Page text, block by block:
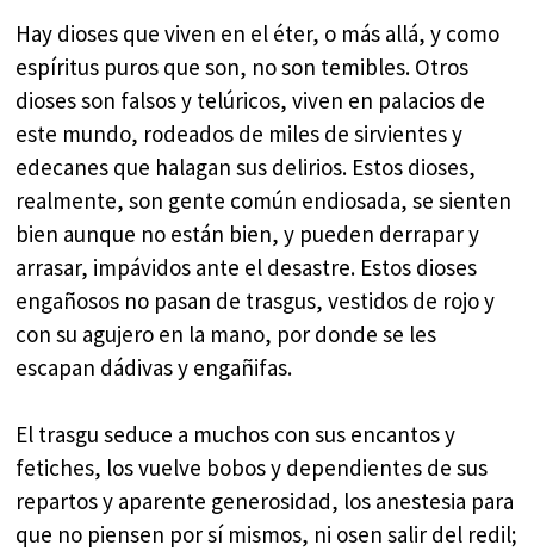
Hay dioses que viven en el éter, o más allá, y como
espíritus puros que son, no son temibles. Otros
dioses son falsos y telúricos, viven en palacios de
este mundo, rodeados de miles de sirvientes y
edecanes que halagan sus delirios. Estos dioses,
realmente, son gente común endiosada, se sienten
bien aunque no están bien, y pueden derrapar y
arrasar, impávidos ante el desastre. Estos dioses
engañosos no pasan de trasgus, vestidos de rojo y
con su agujero en la mano, por donde se les
escapan dádivas y engañifas.
El trasgu seduce a muchos con sus encantos y
fetiches, los vuelve bobos y dependientes de sus
repartos y aparente generosidad, los anestesia para
que no piensen por sí mismos, ni osen salir del redil;